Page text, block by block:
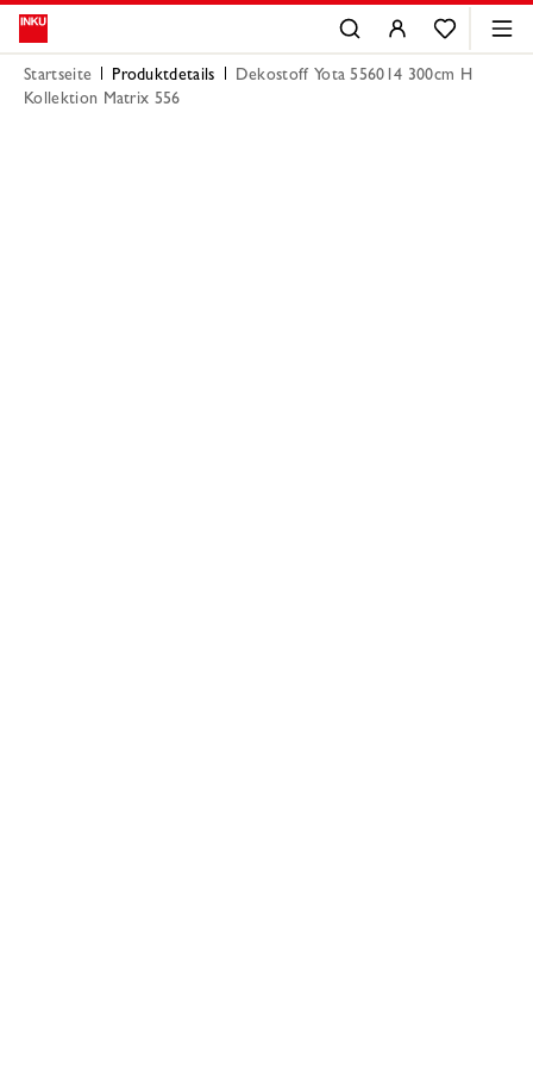
Startseite Produktdetails
Dekostoff Yota 556014 300cm H
Kollektion Matrix 556